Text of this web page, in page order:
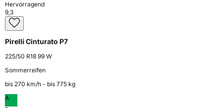
Hervorragend
9,3
Pirelli Cinturato P7
225/50 R18 99 W
Sommerreifen
bis 270 km⁠/⁠h - bis 775 kg
A